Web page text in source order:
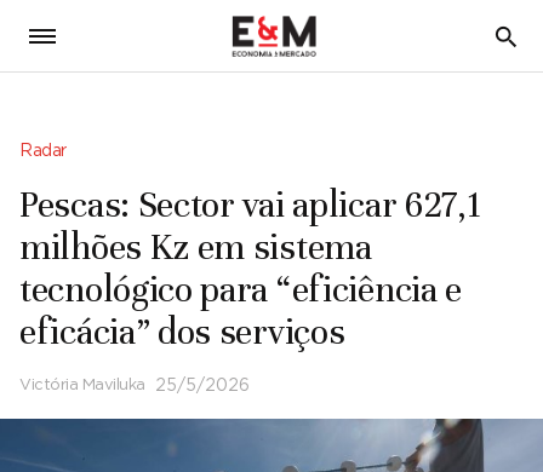
5
Radar
Pescas: Sector vai aplicar 627,1
milhões Kz em sistema
tecnológico para “eficiência e
eficácia” dos serviços
Victória Maviluka 25/5/2026